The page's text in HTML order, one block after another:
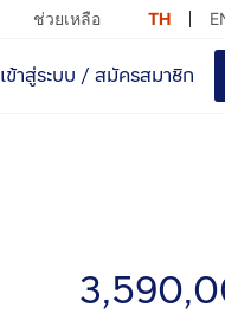
ช่วยเหลือ TH
เข้าสู่ระบบ / สมัครสมาชิก